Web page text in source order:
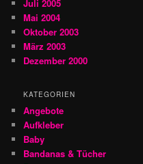
Juli 2005
Mai 2004
Oktober 2003
März 2003
Dezember 2000
KATEGORIEN
Angebote
Aufkleber
Baby
Bandanas & Tücher